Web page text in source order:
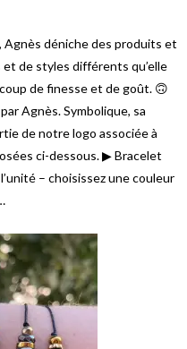
déniche des produits et
et de styles différents qu’elle
de finesse et de goût. 🙃
Agnès. Symbolique, sa
de notre logo associée à
ci-dessous. ▶ Bracelet
– choisissez une couleur